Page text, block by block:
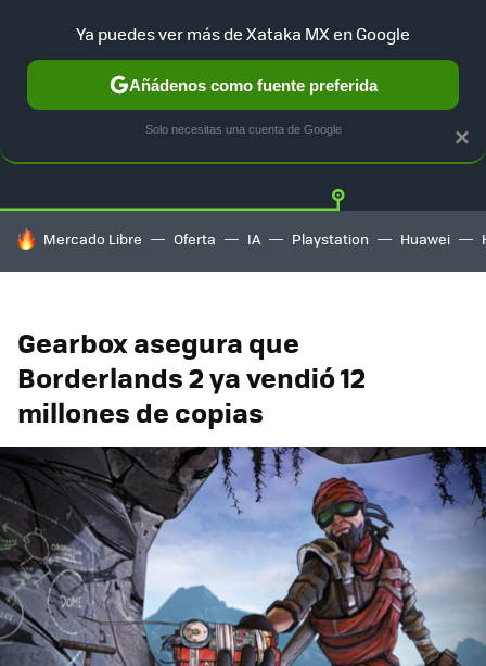
Twitter
HOY SE HABLA DE
Mercado Libre Oferta IA Playstation Huawei
Gearbox asegura que
Borderlands 2 ya vendió 12
millones de copias
×
Ya puedes ver más de Xataka MX en Google
Añádenos como fuente preferida
Solo necesitas una cuenta de Google